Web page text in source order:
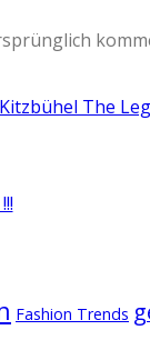
Fashion Trends